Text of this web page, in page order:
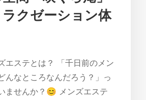
クゼーション体
エステとは？ 「千日前のメン
んなところなんだろう？」っ
ませんか？😊 メンズエステ